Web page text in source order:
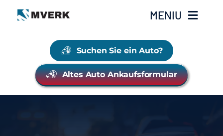
Inhalt
MENIU
Unsere Fahrzeugangebote
Auto Verkaufen
Suchen Sie ein Auto?
Altes Auto Ankaufsformular